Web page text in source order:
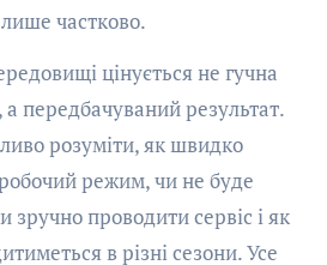
частково.
цінується не гучна
передбачуваний результат.
розуміти, як швидко
режим, чи не буде
зручно проводити сервіс і як
в різні сезони. Усе